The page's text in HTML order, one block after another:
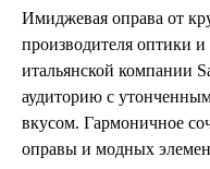
Имиджевая оправа от
производителя оптики
итальянской компании
аудиторию с
вкусом. Гармоничное
оправы и модных